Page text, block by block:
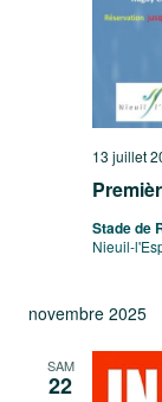
13 juillet
Stade de
Nieuil-
novembre 2025
SAM
22